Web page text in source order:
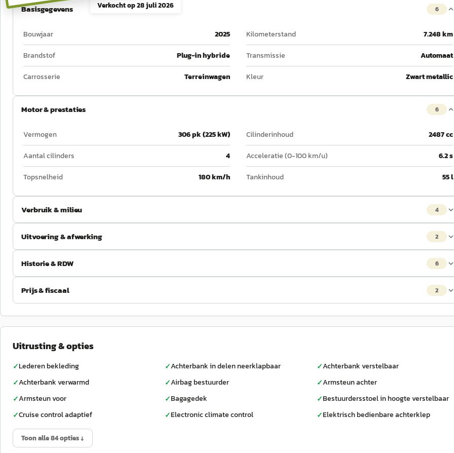
Verkocht op28 juli 2026
Basisgegevens 6
Bouwjaar 2025 Kilometerstand
7.248 km
Brandstof
Plug-in hybride Transmissie
Automaat
Carrosserie
Terreinwagen Kleur Zwart metallic
Motor & prestaties 6
Vermogen 306 pk (225 kW) Cilinderinhoud
2487 cc
Aantal cilinders
4 Acceleratie (0-100 km/u)
6.2 s
Topsnelheid
180 km/h Tankinhoud 55 l
Verbruik & milieu 4
Uitvoering & afwerking 2
Historie & RDW 6
Prijs & fiscaal 2
Uitrusting & opties
✓Lederen bekleding ✓Achterbank in delen neerklapbaar ✓Achterbank verstelbaar
✓Achterbank verwarmd ✓Airbag bestuurder ✓Armsteun achter
✓Armsteun voor ✓Bagagedek ✓Bestuurdersstoel in hoogte verstelbaar
✓Cruise control adaptief ✓Electronic climate control ✓Elektrisch bedienbare achterklep
Toon alle 84 opties ↓